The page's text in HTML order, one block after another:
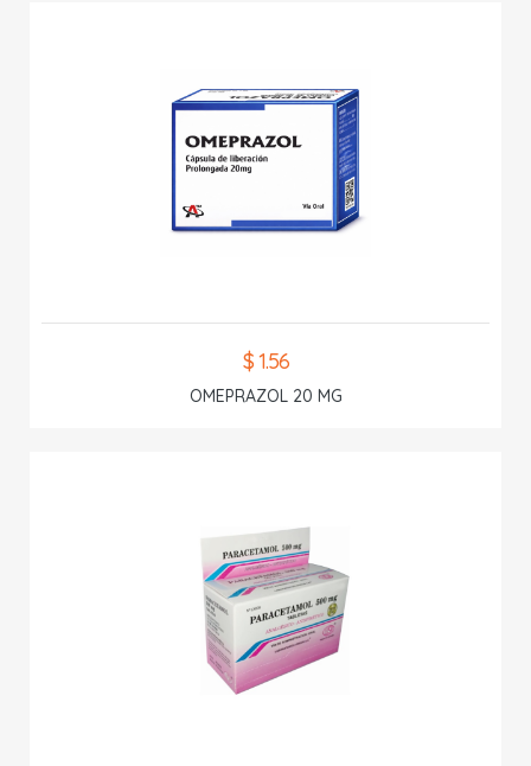
$ 1.56
OMEPRAZOL 20 MG